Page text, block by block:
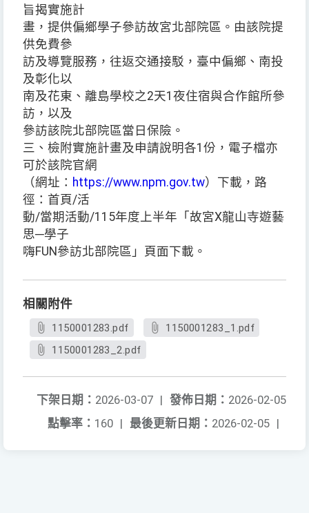
旨揭實施計
畫，提供偏鄉學子參訪故宮北部院區。由該院提
供免費參
訪及導覽服務，往返交通接駁，臺中偏鄉、南投
及彰化以
南及花東、離島學校之2天1夜住宿與合作館所參
訪，以及
參訪該院北部院區當日保險。
三、檢附實施計畫及申請說明各1份，電子檔亦
可於該院官網
（網址： https://www.npm.gov.tw）下載，路
徑：首頁/活
動/當期活動/115年度上半年「故宮X龍山寺遊藝
思─學子
嗨FUN參訪北部院區」頁面下載。
相關附件
1150001283.pdf
1150001283_1.pdf
1150001283_2.pdf
發佈日期： 2026-02-05
下架日期： 2026-03-07 |
最後更新日期： 2026-02-05 |
點擊率： 160 |